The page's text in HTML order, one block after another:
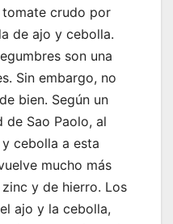
tomate crudo por
de ajo y cebolla.
son una
Sin embargo, no
bien. Según un
de Sao Paolo, al
cebolla a esta
mucho más
y de hierro. Los
ajo y la cebolla,